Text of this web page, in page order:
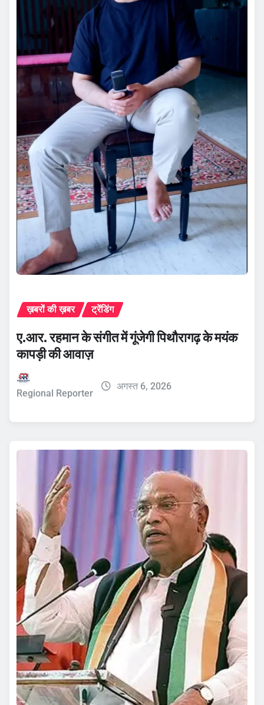
ख़बरों की ख़बर ट्रेंडिंग
ए.आर. रहमान के संगीत में गूंजेगी पिथौरागढ़ के मयंक
कापड़ी की आवाज़
Regional Reporter
अगस्त 6, 2026